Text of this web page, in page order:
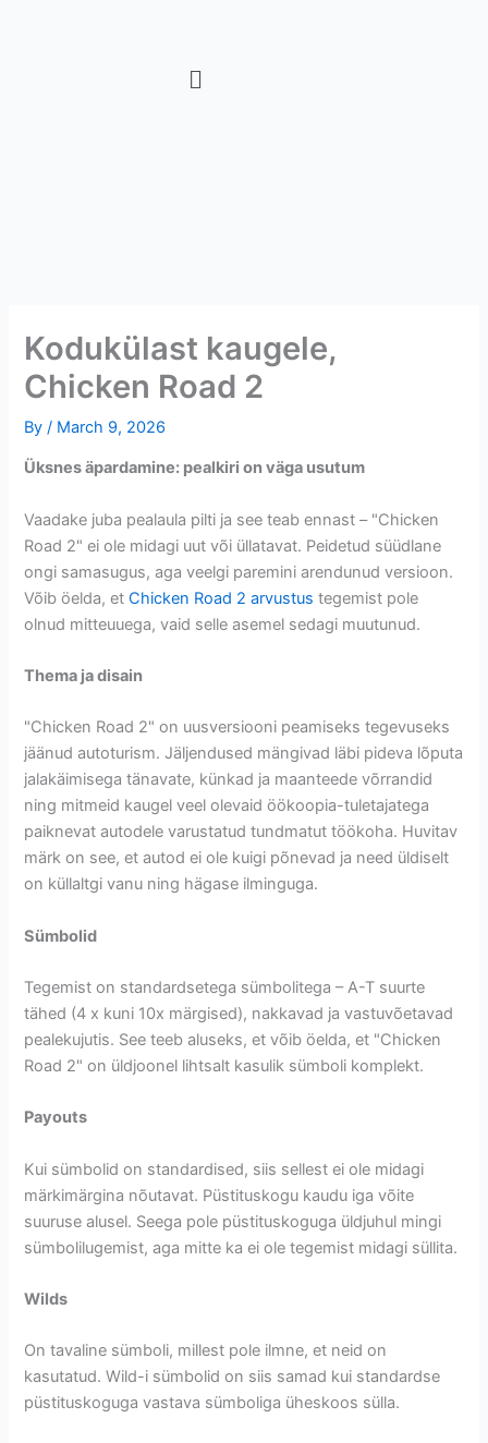
Kodukülast kaugele,
Chicken Road 2
By/ March 9, 2026
Üksnes äpardamine: pealkiri on väga usutum
Vaadake juba pealaula pilti ja see teab ennast – "Chicken
Road 2" ei ole midagi uut või üllatavat. Peidetud süüdlane
ongi samasugus, aga veelgi paremini arendunud versioon.
Võib öelda, etChicken Road 2 arvustus tegemist pole
olnud mitteuuega, vaid selle asemel sedagi muutunud.
Thema ja disain
"Chicken Road 2" on uusversiooni peamiseks tegevuseks
jäänud autoturism. Jäljendused mängivad läbi pideva lõputa
jalakäimisega tänavate, künkad ja maanteede võrrandid
ning mitmeid kaugel veel olevaid öökoopia-tuletajatega
paiknevat autodele varustatud tundmatut töökoha. Huvitav
märk on see, et autod ei ole kuigi põnevad ja need üldiselt
on küllaltgi vanu ning hägase ilminguga.
Sümbolid
Tegemist on standardsetega sümbolitega – A-T suurte
tähed (4 x kuni 10x märgised), nakkavad ja vastuvõetavad
pealekujutis. See teeb aluseks, et võib öelda, et "Chicken
Road 2" on üldjoonel lihtsalt kasulik sümboli komplekt.
Payouts
Kui sümbolid on standardised, siis sellest ei ole midagi
märkimärgina nõutavat. Püstituskogu kaudu iga võite
suuruse alusel. Seega pole püstituskoguga üldjuhul mingi
sümbolilugemist, aga mitte ka ei ole tegemist midagi süllita.
Wilds
On tavaline sümboli, millest pole ilmne, et neid on
kasutatud. Wild-i sümbolid on siis samad kui standardse
püstituskoguga vastava sümboliga üheskoos sülla.